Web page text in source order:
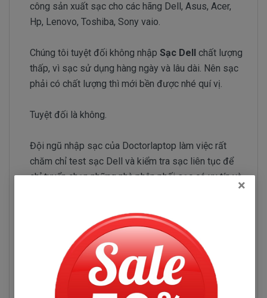
công sản xuất sạc cho các hãng Dell, Asus, Acer,
Hp, Lenovo, Toshiba, Sony vaio.
Chúng tôi tuyệt đối không nhập Sạc Dell chất lượng
thấp, vì sạc sử dụng hàng ngày và lâu dài. Nên sạc
phải có chất lượng thì mới bền được nhé quí vị.
Tuyệt đối là không.
Đội ngũ nhập sạc của Doctorlaptop làm việc rất
chăm chỉ test sạc Dell và kiểm tra sạc liên tục để
chỉ tuyển chọn những nhà phân phối sạc có uy tín và
Sạc Dell Inspiron 5559
Những hư hỏng thường gặp
Sạc Dell Inspiron 5559 bị hư làm sao chúng ta
×